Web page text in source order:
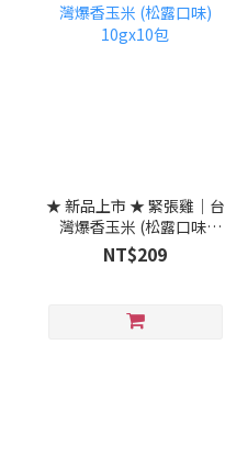
★ 新品上市 ★ 緊張雞｜台
灣爆香玉米 (松露口味)
10gx10包
NT$209